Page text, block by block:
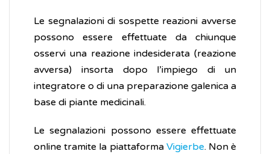
Le segnalazioni di sospette reazioni avverse
possono essere effettuate da chiunque
osservi una reazione indesiderata (reazione
avversa) insorta dopo l’impiego di un
integratore o di una preparazione galenica a
base di piante medicinali.
Le segnalazioni possono essere effettuate
online tramite la piattaforma Vigierbe. Non è